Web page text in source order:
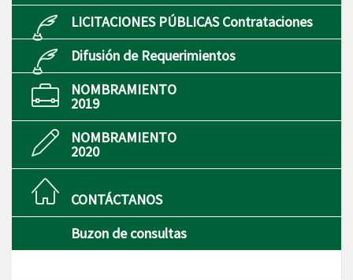
LICITACIONES PÚBLICAS Contrataciones
Difusión de Requerimientos
NOMBRAMIENTO
2019
NOMBRAMIENTO
2020
CONTÁCTANOS
Buzon de consultas